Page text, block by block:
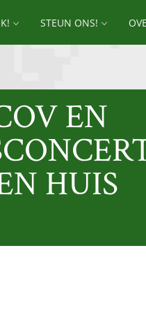
STEUN ONS!
EN
HUIS